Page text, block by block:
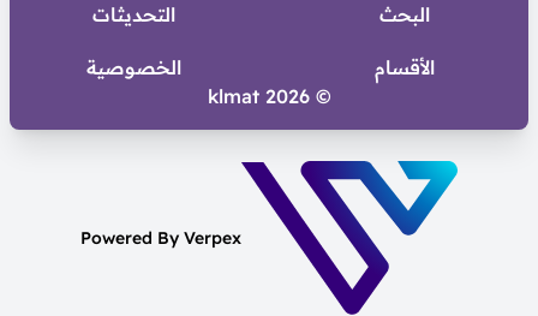
البحث التحديثات
الأقسام
الخصوصية
© 2026 klmat
Powered By Verpex